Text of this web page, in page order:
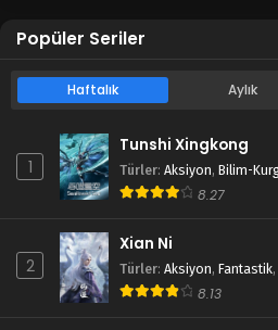
Popüler Seriler
Haftalık Aylık
1
Tunshi Xingkong
Türler: Aksiyon, Bilim-
8.27
2
Xian Ni
Türler: Aksiyon, Fantastik,
8.13